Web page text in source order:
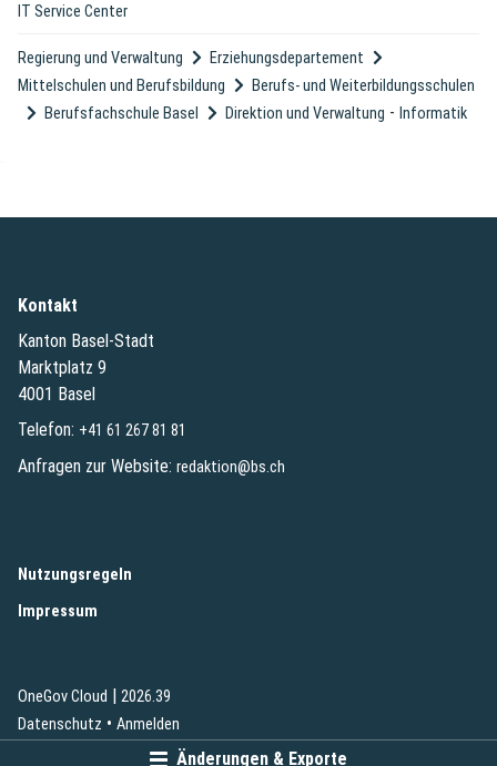
Änderungen & Exporte
IT Service Center
Regierung und Verwaltung
Erziehungsdepartement
Mittelschulen und Berufsbildung
Berufs- und Weiterbildungsschulen
Berufsfachschule Basel
Direktion und Verwaltung -Informatik
Kontakt
Kanton Basel-Stadt
Marktplatz 9
4001 Basel
Telefon: +41 61 267 81 81
Anfragen zur Website: redaktion@bs.ch
Nutzungsregeln
Impressum
OneGov Cloud (External Link)
| 2026.39
Datenschutz (External Link)
Anmelden